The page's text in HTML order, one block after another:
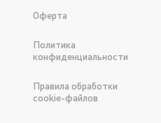
Оферта
Политика
конфиденциальности
Правила обработки
cookie-файлов